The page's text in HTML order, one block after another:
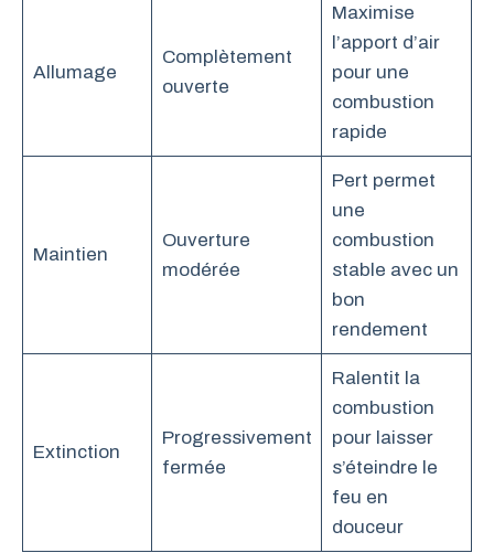
Allumage
Complètement
ouverte
Maximise
l’apport d’air
pour une
combustion
rapide
Maintien
Ouverture
modérée
Pert permet
une
combustion
stable avec un
bon
rendement
Extinction
Progressivement
fermée
Ralentit la
combustion
pour laisser
s’éteindre le
feu en
douceur